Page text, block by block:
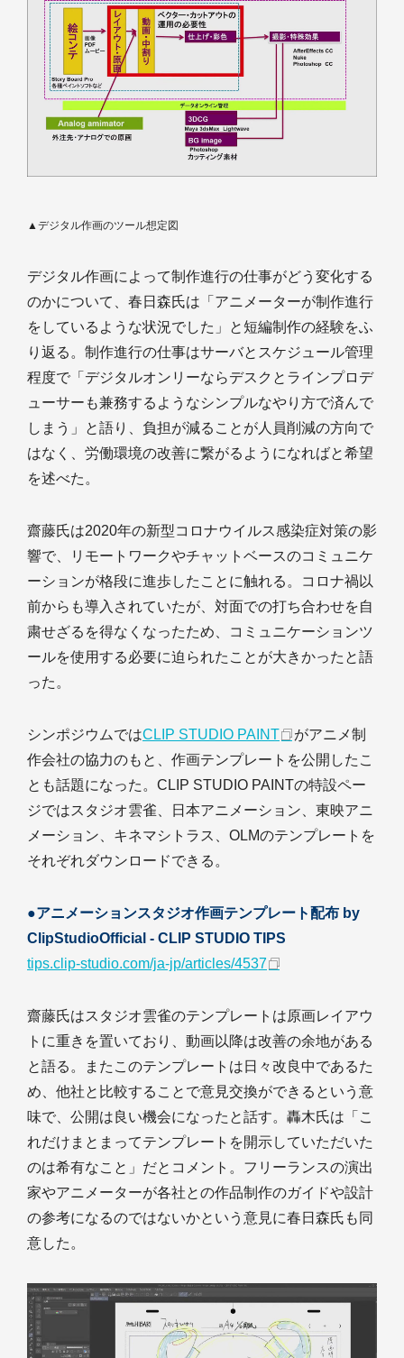
▲デジタル作画のツール想定図
デジタル作画によって制作進行の仕事がどう変化する
のかについて、春日森氏は「アニメーターが制作進行
をしているような状況でした」と短編制作の経験をふ
り返る。制作進行の仕事はサーバとスケジュール管理
程度で「デジタルオンリーならデスクとラインプロデ
ューサーも兼務するようなシンプルなやり方で済んで
しまう」と語り、負担が減ることが人員削減の方向で
はなく、労働環境の改善に繋がるようになればと希望
を述べた。
齋藤氏は2020年の新型コロナウイルス感染症対策の影
響で、リモートワークやチャットベースのコミュニケ
ーションが格段に進歩したことに触れる。コロナ禍以
前からも導入されていたが、対面での打ち合わせを自
粛せざるを得なくなったため、コミュニケーションツ
ールを使用する必要に迫られたことが大きかったと語
った。
シンポジウムではCLIP STUDIO PAINT
がアニメ制
作会社の協力のもと、作画テンプレートを公開したこ
とも話題になった。CLIP STUDIO PAINTの特設ペー
ジではスタジオ雲雀、日本アニメーション、東映アニ
メーション、キネマシトラス、OLMのテンプレートを
それぞれダウンロードできる。
●アニメーションスタジオ作画テンプレート配布 by
ClipStudioOfficial - CLIP STUDIO TIPS
tips.clip-studio.com/ja-jp/articles/4537
齋藤氏はスタジオ雲雀のテンプレートは原画レイアウ
トに重きを置いており、動画以降は改善の余地がある
と語る。またこのテンプレートは日々改良中であるた
め、他社と比較することで意見交換ができるという意
味で、公開は良い機会になったと話す。轟木氏は「こ
れだけまとまってテンプレートを開示していただいた
のは希有なこと」だとコメント。フリーランスの演出
家やアニメーターが各社との作品制作のガイドや設計
の参考になるのではないかという意見に春日森氏も同
意した。